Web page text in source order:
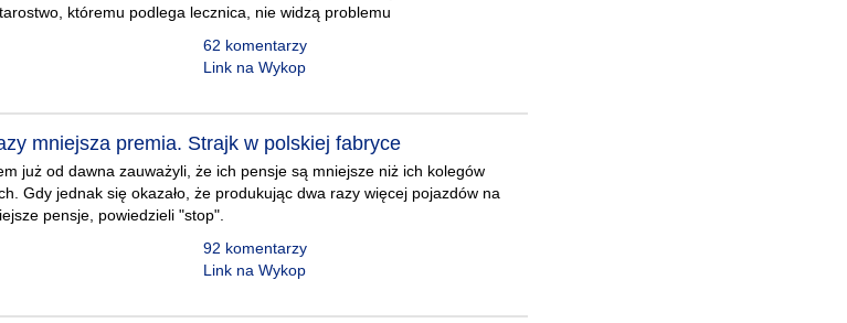
któremu podlega lecznica, nie widzą problemu
62 komentarzy
Link na Wykop
mniejsza premia. Strajk w polskiej fabryce
już od dawna zauważyli, że ich pensje są mniejsze niż ich kolegów
Gdy jednak się okazało, że produkując dwa razy więcej pojazdów na
pensje, powiedzieli "stop".
92 komentarzy
Link na Wykop